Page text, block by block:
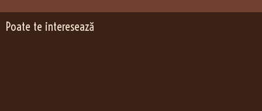
Poate te interesează